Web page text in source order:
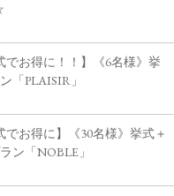
でお得に！！】《6名様》挙
「PLAISIR」
でお得に】《30名様》挙式＋
ン「NOBLE」